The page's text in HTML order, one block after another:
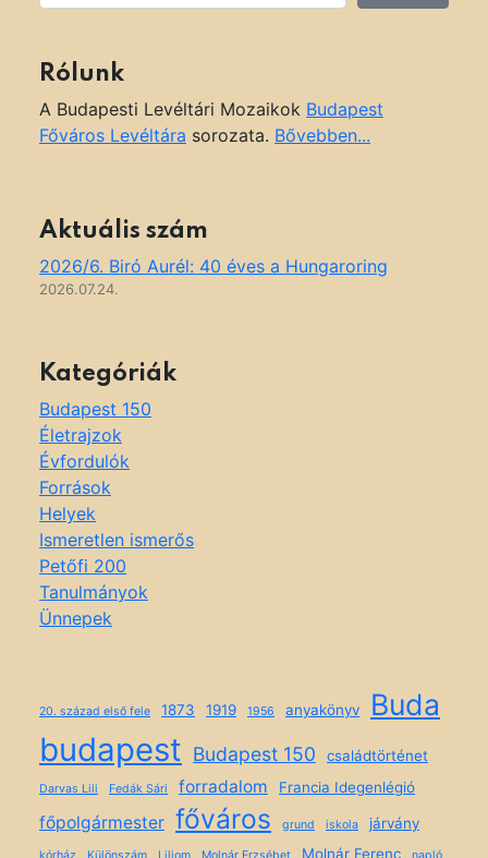
Rólunk
A Budapesti Levéltári Mozaikok Budapest
Főváros Levéltára sorozata. Bővebben...
Aktuális szám
2026/6. Biró Aurél: 40 éves a Hungaroring
2026.07.24.
Kategóriák
Budapest 150
Életrajzok
Évfordulók
Források
Helyek
Ismeretlen ismerős
Petőfi 200
Tanulmányok
Ünnepek
20. század első fele 1873 1919 1956 anyakönyv Buda
budapest Budapest 150 családtörténet
Darvas Lili Fedák Sári forradalom Francia Idegenlégió
főpolgármester főváros grund iskola járvány
kórház Különszám Liliom Molnár Erzsébet Molnár Ferenc napló